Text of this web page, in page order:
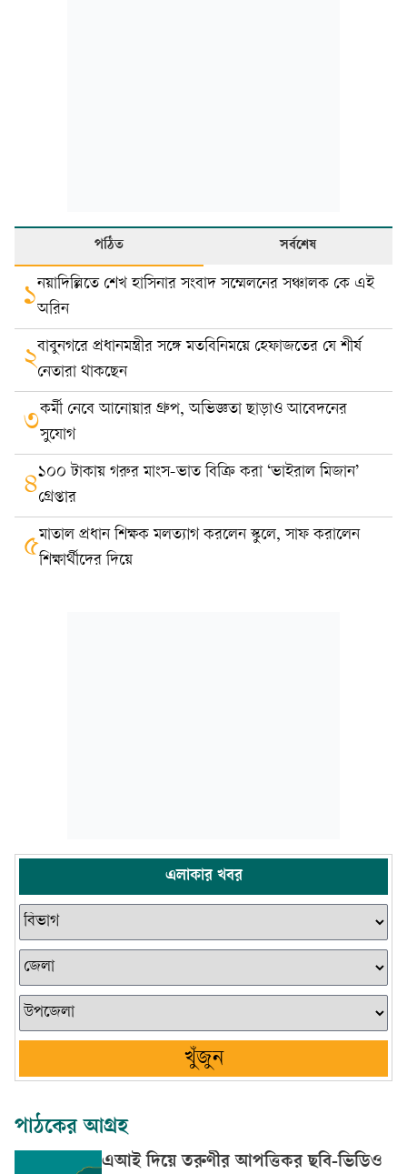
পঠিত সর্বশেষ
১নয়াদিল্লিতে শেখ হাসিনার সংবাদ সম্মেলনের সঞ্চালক কে এই
অরিন
২বাবুনগরে প্রধানমন্ত্রীর সঙ্গে মতবিনিময়ে হেফাজতের যে শীর্ষ
নেতারা থাকছেন
৩কর্মী নেবে আনোয়ার গ্রুপ, অভিজ্ঞতা ছাড়াও আবেদনের
সুযোগ
৪১০০ টাকায় গরুর মাংস-ভাত বিক্রি করা ‘ভাইরাল মিজান’
গ্রেপ্তার
৫মাতাল প্রধান শিক্ষক মলত্যাগ করলেন স্কুলে, সাফ করালেন
শিক্ষার্থীদের দিয়ে
এলাকার খবর
খুঁজুন
পাঠকের আগ্রহ
এআই দিয়ে তরুণীর আপত্তিকর ছবি-ভিডিও